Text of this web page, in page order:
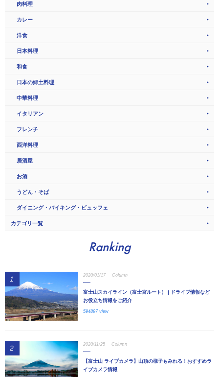
肉料理
カレー
洋食
日本料理
和食
日本の郷土料理
中華料理
イタリアン
フレンチ
西洋料理
居酒屋
お酒
うどん・そば
ダイニング・バイキング・ビュッフェ
カテゴリ一覧
Ranking
1 2020/01/17 Column
富士山スカイライン（富士宮ルート） | ドライブ情報など
お役立ち情報をご紹介
594897 view
2 2020/11/25 Column
【富士山 ライブカメラ】山頂の様子もみれる！おすすめラ
イブカメラ情報